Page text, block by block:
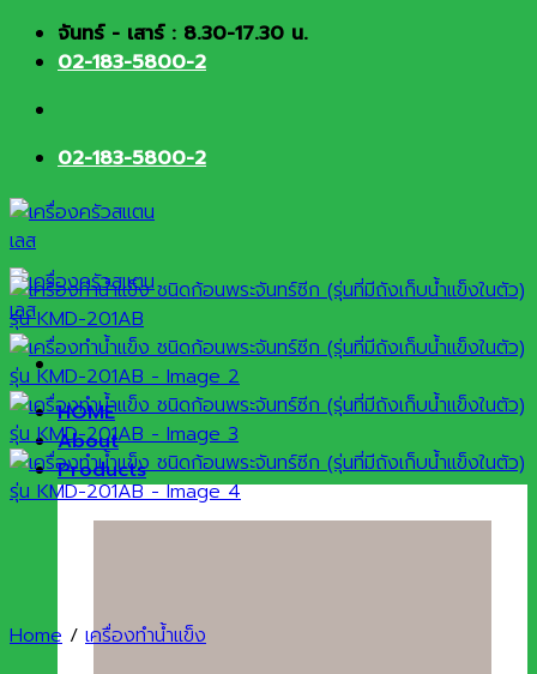
Skip จันทร์ - เสาร์ : 8.30-17.30 น.
02-183-5800-2
02-183-5800-2
HOME
About
Products
Home / เครื่องทำน้ำแข็ง